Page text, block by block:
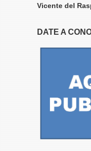
Vicente del
DATE A